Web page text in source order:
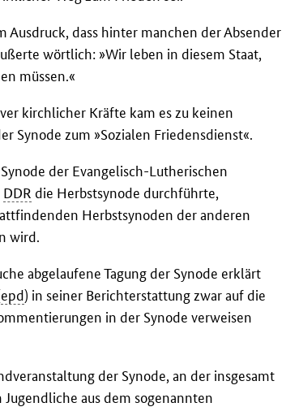
dass hinter manchen der Absender
wörtlich: »Wir leben in diesem Staat,
müssen.«
kirchlicher Kräfte kam es zu keinen
Synode zum »Sozialen Friedensdienst«.
der Evangelisch-Lutherischen
DDR die Herbstsynode durchführte,
Herbstsynoden der anderen
wird.
abgelaufene Tagung der Synode erklärt
epd) in seiner Berichterstattung zwar auf die
in der Synode verweisen
der Synode, an der insgesamt
aus dem sogenannten